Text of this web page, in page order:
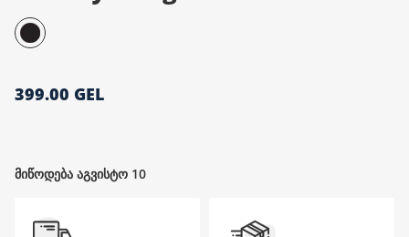
399.00 GEL
მიწოდება აგვისტო 10